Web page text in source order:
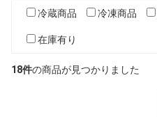
冷蔵商品 冷凍商品
在庫有り
18件の商品が見つかりました